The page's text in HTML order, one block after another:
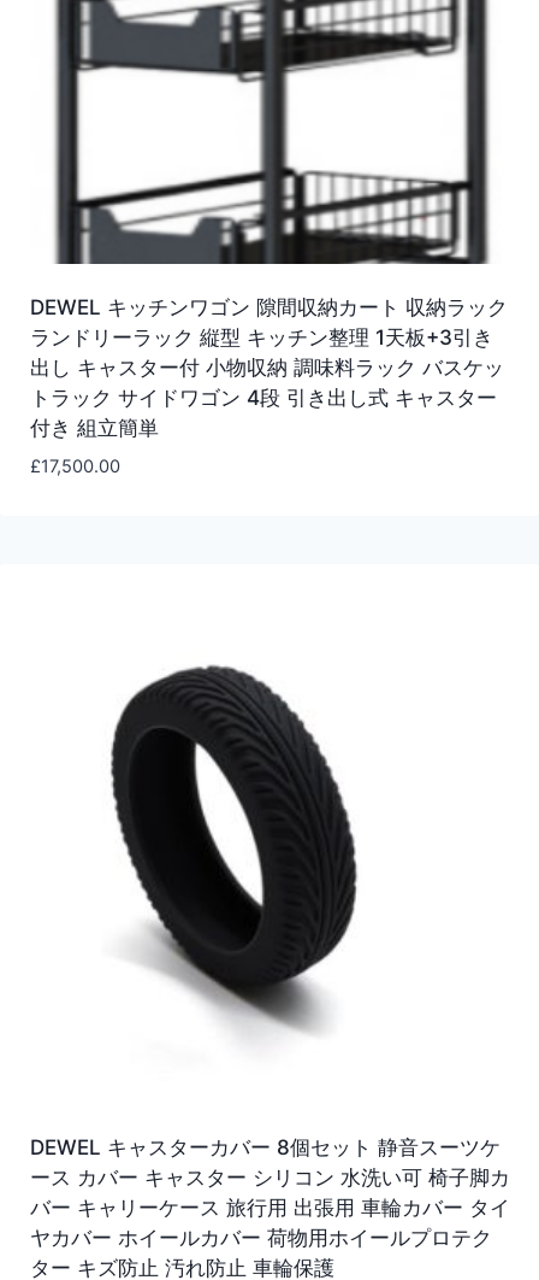
DEWEL キッチンワゴン 隙間収納カート 収納ラック
ランドリーラック 縦型 キッチン整理 1天板+3引き
出し キャスター付 小物収納 調味料ラック バスケッ
トラック サイドワゴン 4段 引き出し式 キャスター
付き 組立簡単
£17,500.00
DEWEL キャスターカバー 8個セット 静音スーツケ
ース カバー キャスター シリコン 水洗い可 椅子脚カ
バー キャリーケース 旅行用 出張用 車輪カバー タイ
ヤカバー ホイールカバー 荷物用ホイールプロテク
ター キズ防止 汚れ防止 車輪保護